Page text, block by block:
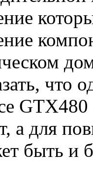
что
GTX480
а для
быть и